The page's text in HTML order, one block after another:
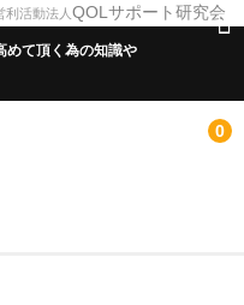
利活動法人 QOLサポート研究会
めて頂く為の知識や
0